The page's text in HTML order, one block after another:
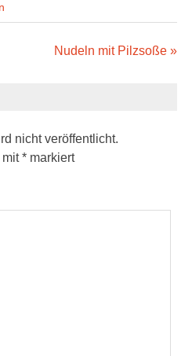
Nudeln mit Pilzsoße »
nicht veröffentlicht.
mit* markiert